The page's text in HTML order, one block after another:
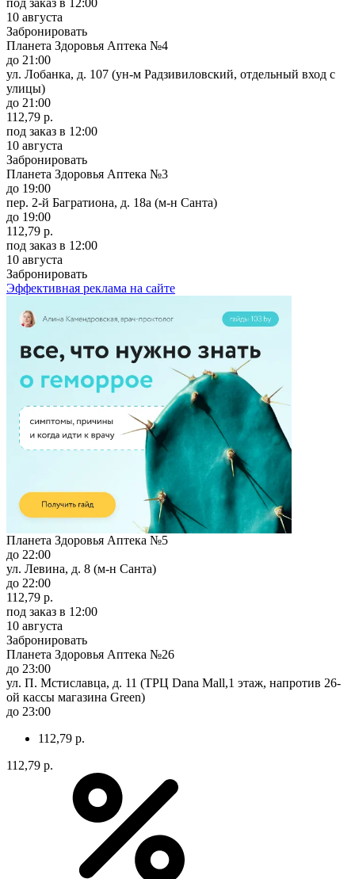
10 августа
Забронировать
Планета Здоровья Аптека №4
до 21:00
ул. Лобанка, д. 107 (ун-м Радзивиловский, отдельный вход с
улицы)
до 21:00
112,79 р.
под заказ в 12:00
10 августа
Забронировать
Планета Здоровья Аптека №3
до 19:00
пер. 2-й Багратиона, д. 18а (м-н Санта)
до 19:00
112,79 р.
под заказ в 12:00
10 августа
Забронировать
Эффективная реклама на сайте
Планета Здоровья Аптека №5
до 22:00
ул. Левина, д. 8 (м-н Санта)
до 22:00
112,79 р.
под заказ в 12:00
10 августа
Забронировать
Планета Здоровья Аптека №26
до 23:00
ул. П. Мстиславца, д. 11 (ТРЦ Dana Mall,1 этаж, напротив 26-
ой кассы магазина Green)
до 23:00
112,79 р.
112,79 р.